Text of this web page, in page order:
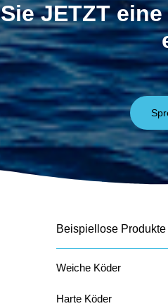
Sie JETZT
Beispiellose Produkte
Weiche Köder
Harte Köder